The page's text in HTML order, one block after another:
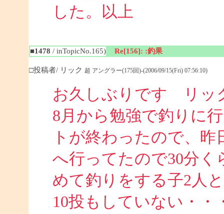
した。以上
■1478 / inTopicNo.165) Re[156]: :釣果
□投稿者/ リック 超 アングラー(175回)-(2006/09/15(Fri) 07:56:10)
お久しぶりです リッ
8月から勉強で釣りに
トが終わったので、
へ行ってたので30分
めて釣りをする子2人
10投もしていない・・